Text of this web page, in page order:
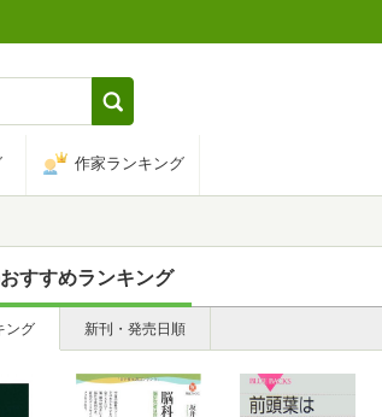
作家ランキング
すすめランキング
ング 新刊・発売日順